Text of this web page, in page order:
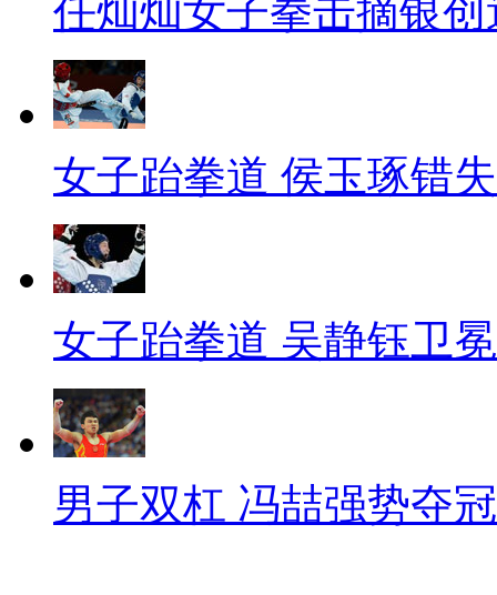
任灿灿女子拳击摘银
女子跆拳道 侯玉琢错
女子跆拳道 吴静钰卫冕
男子双杠 冯喆强势夺冠